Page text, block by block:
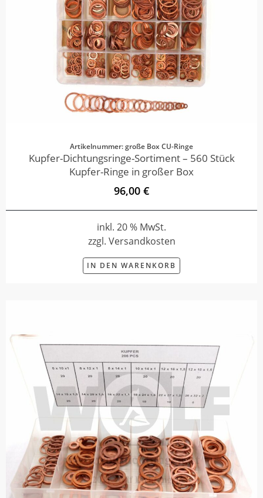
Artikelnummer: große Box CU-Ringe
Kupfer-Dichtungsringe-Sortiment – 560 Stück
Kupfer-Ringe in großer Box
96,00 €
inkl. 20 % MwSt.
zzgl. Versandkosten
IN DEN WARENKORB